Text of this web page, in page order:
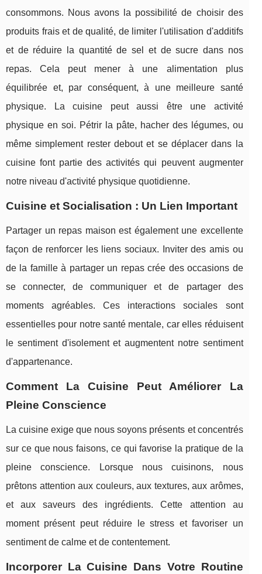
consommons. Nous avons la possibilité de choisir des
produits frais et de qualité, de limiter l'utilisation d'additifs
et de réduire la quantité de sel et de sucre dans nos
repas. Cela peut mener à une alimentation plus
équilibrée et, par conséquent, à une meilleure santé
physique. La cuisine peut aussi être une activité
physique en soi. Pétrir la pâte, hacher des légumes, ou
même simplement rester debout et se déplacer dans la
cuisine font partie des activités qui peuvent augmenter
notre niveau d'activité physique quotidienne.
Cuisine et Socialisation : Un Lien Important
Partager un repas maison est également une excellente
façon de renforcer les liens sociaux. Inviter des amis ou
de la famille à partager un repas crée des occasions de
se connecter, de communiquer et de partager des
moments agréables. Ces interactions sociales sont
essentielles pour notre santé mentale, car elles réduisent
le sentiment d'isolement et augmentent notre sentiment
d'appartenance.
Comment La Cuisine Peut Améliorer La
Pleine Conscience
La cuisine exige que nous soyons présents et concentrés
sur ce que nous faisons, ce qui favorise la pratique de la
pleine conscience. Lorsque nous cuisinons, nous
prêtons attention aux couleurs, aux textures, aux arômes,
et aux saveurs des ingrédients. Cette attention au
moment présent peut réduire le stress et favoriser un
sentiment de calme et de contentement.
Incorporer La Cuisine Dans Votre Routine